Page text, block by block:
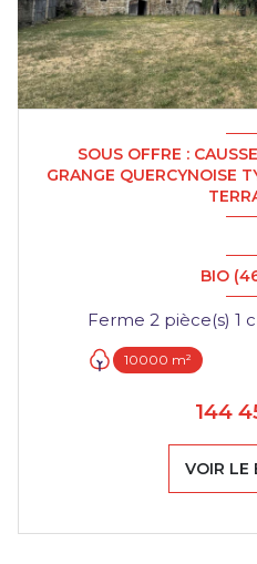
SOUS OFFRE :
GRANGE QUERCYNOISE
BIO
10000 m²
144
VOIR LE